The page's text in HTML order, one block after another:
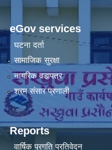
eGov services
घटना दर्ता
सामाजिक सुरक्षा
नागरिक वडापत्र
श्रम संसार प्रणाली
Reports
वार्षिक प्रगति प्रतिवेदन